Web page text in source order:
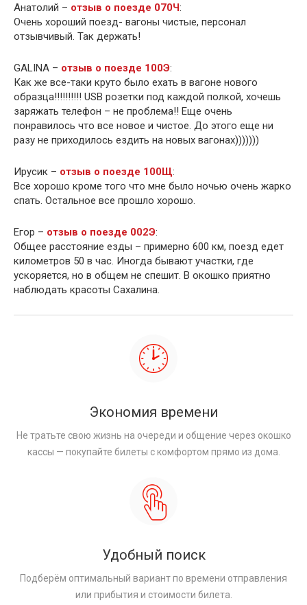
Анатолий – отзыв о поезде 070Ч:
Очень хороший поезд- вагоны чистые, персонал
отзывчивый. Так держать!
GALINA – отзыв о поезде 100Э:
Как же все-таки круто было ехать в вагоне нового
образца!!!!!!!!!! USB розетки под каждой полкой, хочешь
заряжать телефон – не проблема!! Еще очень
понравилось что все новое и чистое. До этого еще ни
разу не приходилось ездить на новых вагонах)))))))
Ирусик – отзыв о поезде 100Щ:
Все хорошо кроме того что мне было ночью очень жарко
спать. Остальное все прошло хорошо.
Егор – отзыв о поезде 002Э:
Общее расстояние езды – примерно 600 км, поезд едет
километров 50 в час. Иногда бывают участки, где
ускоряется, но в общем не спешит. В окошко приятно
наблюдать красоты Сахалина.
Экономия времени
Не тратьте свою жизнь на очереди и общение через окошко
кассы — покупайте билеты с комфортом прямо из дома.
Удобный поиск
Подберём оптимальный вариант по времени отправления
или прибытия и стоимости билета.